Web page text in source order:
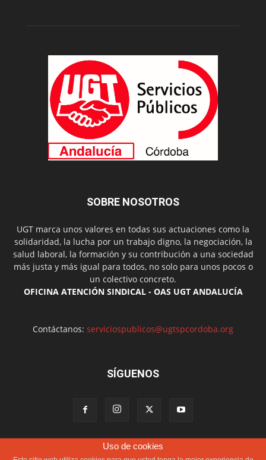
SOBRE NOSOTROS
UGT marca unos valores en todas sus actuaciones como la
solidaridad, la lucha por un trabajo digno, la negociación, la
salud laboral, la formación y su contribución a una sociedad
más justa y más igual para todos, no solo para unos pocos o
un colectivo concreto.
OFICINA ATENCIÓN SINDICAL - OAS UGT ANDALUCÍA
Contáctanos: serviciospublicos@ugtspcordoba.org
SÍGUENOS
Uso de cookies